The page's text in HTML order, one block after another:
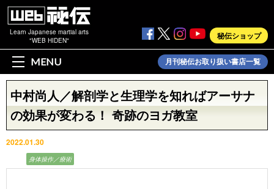
Learn Japanese martial arts
"WEB HIDEN"
秘伝ショップ
MENU 月刊秘伝お取り扱い書店一覧
中村尚人／解剖学と生理学を知ればアーサナ
の効果が変わる！ 奇跡のヨガ教室
2022.01.30
身体操作／療術